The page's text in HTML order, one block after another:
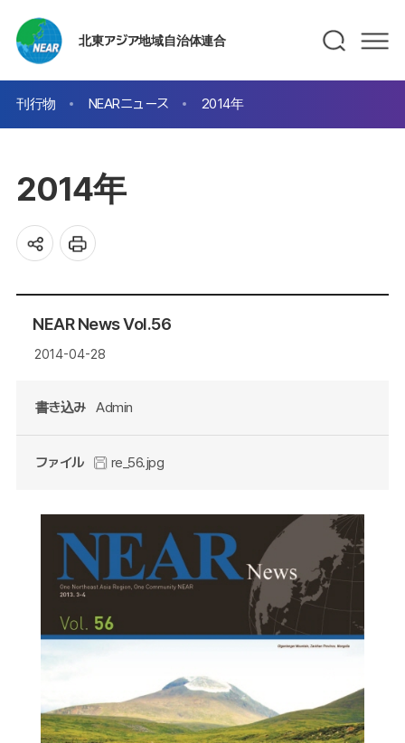
北東アジア地域自治体連合
刊行物 NEARニュース 2014年
2014年
NEAR News Vol.56
2014-04-28
書き込み Admin
ファイル re_56.jpg